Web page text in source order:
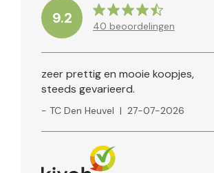
Johntoy
Knipmaatje
Nordic
Oud Hollandsche Ambachtscrème
Run Away
9.2 40 beoordelingen
zeer prettig en mooie koopjes,
steeds gevarieerd.
- TC Den Heuvel | 27-07-2026